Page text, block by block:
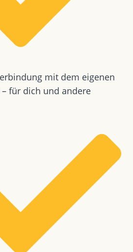
mit dem eigenen
für dich und andere